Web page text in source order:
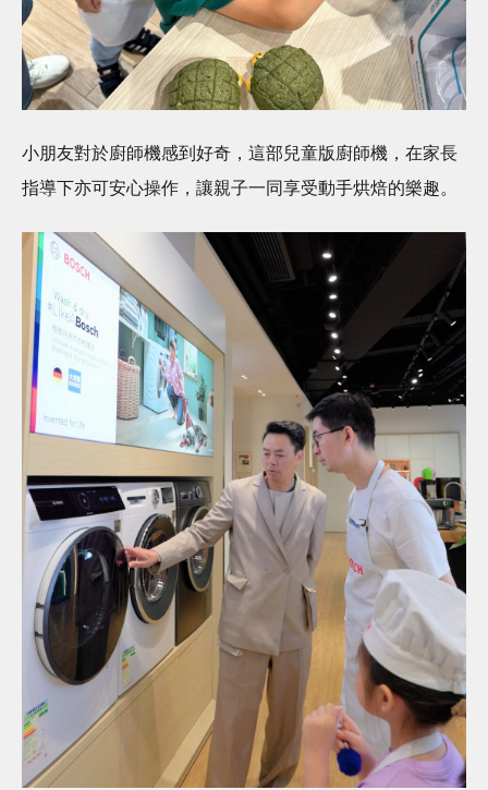
小朋友對於廚師機感到好奇，這部兒童版廚師機，在家長
指導下亦可安心操作，讓親子一同享受動手烘焙的樂趣。